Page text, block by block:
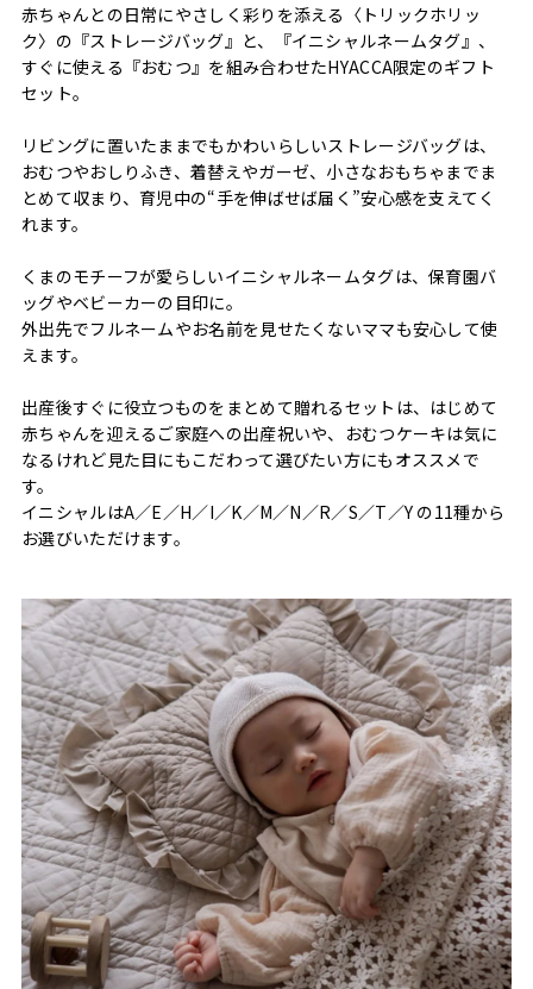
赤ちゃんとの日常にやさしく彩りを添える〈トリックホリッ
ク〉の『ストレージバッグ』と、『イニシャルネームタグ』、
すぐに使える『おむつ』を組み合わせたHYACCA限定のギフト
セット。
リビングに置いたままでもかわいらしいストレージバッグは、
おむつやおしりふき、着替えやガーゼ、小さなおもちゃまでま
とめて収まり、育児中の“手を伸ばせば届く”安心感を支えてく
れます。
くまのモチーフが愛らしいイニシャルネームタグは、保育園バ
ッグやベビーカーの目印に。
外出先でフルネームやお名前を見せたくないママも安心して使
えます。
出産後すぐに役立つものをまとめて贈れるセットは、はじめて
赤ちゃんを迎えるご家庭への出産祝いや、おむつケーキは気に
なるけれど見た目にもこだわって選びたい方にもオススメで
す。
イニシャルはA／E／H／I／K／M／N／R／S／T／Y の11種から
お選びいただけます。